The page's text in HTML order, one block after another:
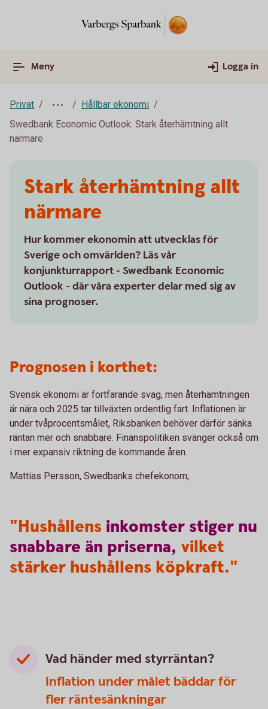
Meny Logga in
Privat
Hållbar ekonomi
Swedbank Economic Outlook: Stark återhämtning allt
närmare
Stark återhämtning allt
närmare
Hur kommer ekonomin att utvecklas för
Sverige och omvärlden? Läs vår
konjunkturrapport - Swedbank Economic
Outlook - där våra experter delar med sig av
sina prognoser.
Prognosen i korthet:
Svensk ekonomi är fortfarande svag, men återhämtningen
är nära och 2025 tar tillväxten ordentlig fart. Inflationen är
under tvåprocentsmålet, Riksbanken behöver därför sänka
räntan mer och snabbare. Finanspolitiken svänger också om
i mer expansiv riktning de kommande åren.
Mattias Persson, Swedbanks chefekonom;
"Hushållens inkomster stiger nu
snabbare än priserna, vilket
stärker hushållens köpkraft."
Vad händer med styrräntan?
Inflation under målet bäddar för
fler räntesänkningar